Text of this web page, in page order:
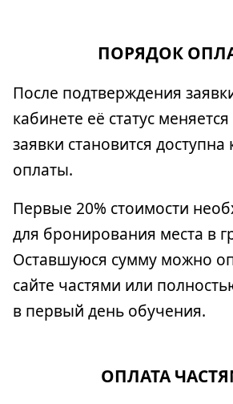
ПОРЯДОК
После подтверждения
кабинете её статус
заявки становится доступна
оплаты.
Первые 20% стоимости
для бронирования места в
Оставшуюся сумму можно
сайте частями или
в первый день обучения.
ОПЛАТА